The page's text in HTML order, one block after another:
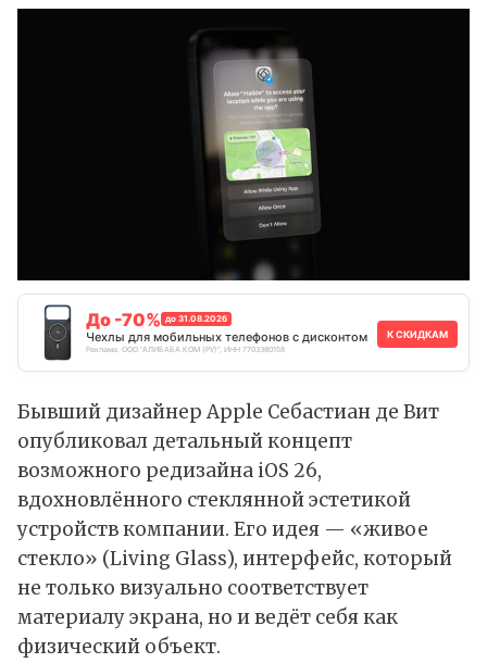
До -70% до 31.08.2026
Чехлы для мобильных телефонов с дисконтом
Реклама. ООО "АЛИБАБА.КОМ (РУ)", ИНН 7703380158
К СКИДКАМ
Бывший дизайнер Apple Себастиан де Вит
опубликовал детальный концепт
возможного редизайна iOS 26,
вдохновлённого стеклянной эстетикой
устройств компании. Его идея — «живое
стекло» (Living Glass), интерфейс, который
не только визуально соответствует
материалу экрана, но и ведёт себя как
физический объект.